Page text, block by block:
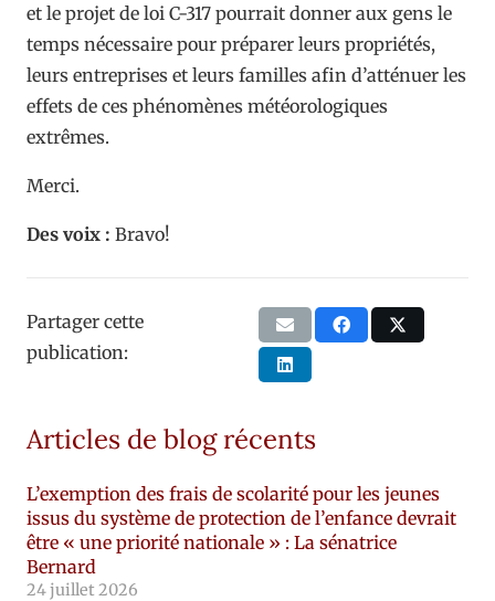
et le projet de loi C-317 pourrait donner aux gens le
temps nécessaire pour préparer leurs propriétés,
leurs entreprises et leurs familles afin d’atténuer les
effets de ces phénomènes météorologiques
extrêmes.
Merci.
Des voix : Bravo!
Partager cette
publication:
Articles de blog récents
L’exemption des frais de scolarité pour les jeunes
issus du système de protection de l’enfance devrait
être « une priorité nationale » : La sénatrice
Bernard
24 juillet 2026